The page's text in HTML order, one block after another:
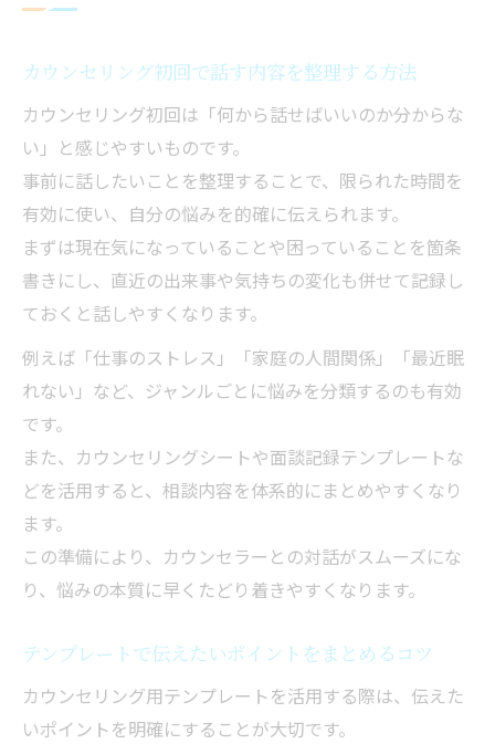
カウンセリング初回で話す内容を整理する方法
カウンセリング初回は「何から話せばいいのか分からな
い」と感じやすいものです。
事前に話したいことを整理することで、限られた時間を
有効に使い、自分の悩みを的確に伝えられます。
まずは現在気になっていることや困っていることを箇条
書きにし、直近の出来事や気持ちの変化も併せて記録し
ておくと話しやすくなります。
例えば「仕事のストレス」「家庭の人間関係」「最近眠
れない」など、ジャンルごとに悩みを分類するのも有効
です。
また、カウンセリングシートや面談記録テンプレートな
どを活用すると、相談内容を体系的にまとめやすくなり
ます。
この準備により、カウンセラーとの対話がスムーズにな
り、悩みの本質に早くたどり着きやすくなります。
テンプレートで伝えたいポイントをまとめるコツ
カウンセリング用テンプレートを活用する際は、伝えた
いポイントを明確にすることが大切です。